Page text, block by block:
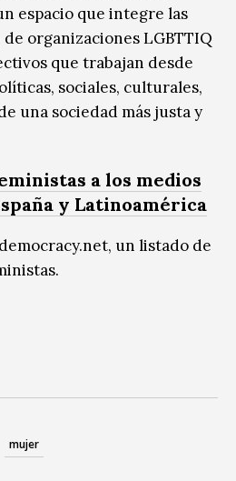
espacio que integre las
organizaciones LGBTTIQ
que trabajan desde
sociales, culturales,
una sociedad más justa y
a los medios
y Latinoamérica
un listado de
mujer